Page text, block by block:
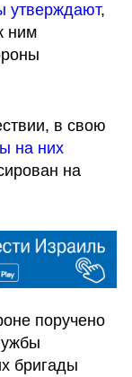
утверждают,
ним
в свою
на них
на
поручено
бригады